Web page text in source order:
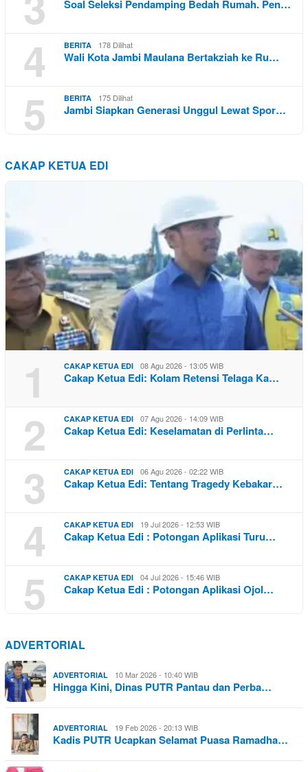
Soal Seleksi Pendamping Bedah Rumah. Pen…
4 BERITA 178 Dilihat
Wali Kota Jambi Maulana Bertakziah ke Ru…
5 BERITA 175 Dilihat
Jambi Siapkan Generasi Unggul Lewat Spor…
CAKAP KETUA EDI
1 CAKAP KETUA EDI 08 Agu 2026 - 13:05 WIB
Cakap Ketua Edi: Kolam Retensi Telaga Ka…
2 CAKAP KETUA EDI 07 Agu 2026 - 14:09 WIB
Cakap Ketua Edi: Keselamatan di Perlinta…
3 CAKAP KETUA EDI 06 Agu 2026 - 02:22 WIB
Cakap Ketua Edi: Tentang Tragedy Kebakar…
4 CAKAP KETUA EDI 19 Jul 2026 - 12:53 WIB
Cakap Ketua Edi : Potongan Aplikasi Turu…
5 CAKAP KETUA EDI 04 Jul 2026 - 15:46 WIB
Cakap Ketua Edi : Potongan Aplikasi Ojol…
ADVERTORIAL
ADVERTORIAL 10 Mar 2026 - 10:40 WIB
Hingga Kini, Dinas PUTR Pantau dan Perba…
ADVERTORIAL 19 Feb 2026 - 20:13 WIB
Kadis PUTR Ucapkan Selamat Puasa Ramadha…